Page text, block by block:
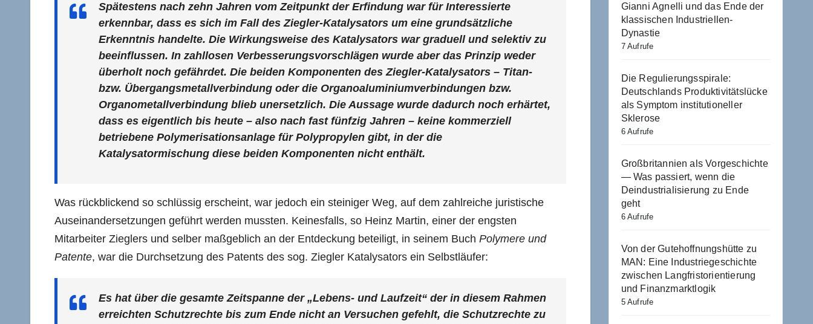
Spätestens nach zehn Jahren vom Zeitpunkt der Erfindung war für Interessierte
erkennbar, dass es sich im Fall des Ziegler-Katalysators um eine grundsätzliche
Erkenntnis handelte. Die Wirkungsweise des Katalysators war graduell und selektiv zu
beeinflussen. In zahllosen Verbesserungsvorschlägen wurde aber das Prinzip weder
überholt noch gefährdet. Die beiden Komponenten des Ziegler-Katalysators – Titan-
bzw. Übergangsmetallverbindung oder die Organoaluminiumverbindungen bzw.
Organometallverbindung blieb unersetzlich. Die Aussage wurde dadurch noch erhärtet,
dass es eigentlich bis heute – also nach fast fünfzig Jahren – keine kommerziell
betriebene Polymerisationsanlage für Polypropylen gibt, in der die
Katalysatormischung diese beiden Komponenten nicht enthält.
Was rückblickend so schlüssig erscheint, war jedoch ein steiniger Weg, auf dem zahlreiche juristische
Auseinandersetzungen geführt werden mussten. Keinesfalls, so Heinz Martin, einer der engsten
Mitarbeiter Zieglers und selber maßgeblich an der Entdeckung beteiligt, in seinem Buch Polymere und
Patente, war die Durchsetzung des Patents des sog. Ziegler Katalysators ein Selbstläufer:
Es hat über die gesamte Zeitspanne der „Lebens- und Laufzeit“ der in diesem Rahmen
erreichten Schutzrechte bis zum Ende nicht an Versuchen gefehlt, die Schutzrechte zu
Gianni Agnelli und das Ende der
klassischen Industriellen-
Dynastie
7 Aufrufe
Die Regulierungsspirale:
Deutschlands Produktivitätslücke
als Symptom institutioneller
Sklerose
6 Aufrufe
Großbritannien als Vorgeschichte
— Was passiert, wenn die
Deindustrialisierung zu Ende
geht
6 Aufrufe
Von der Gutehoffnungshütte zu
MAN: Eine Industriegeschichte
zwischen Langfristorientierung
und Finanzmarktlogik
5 Aufrufe